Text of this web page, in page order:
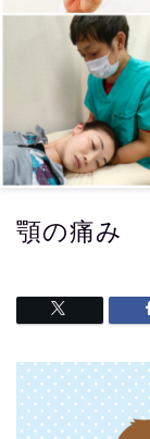
顎の痛み